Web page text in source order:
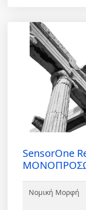
SensorOne
Νομική Μορφή